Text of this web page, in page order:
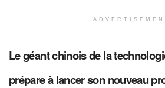
Le géant chinois de la
prépare à lancer son nouveau